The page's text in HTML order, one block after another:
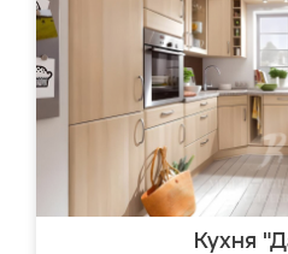
Кухня